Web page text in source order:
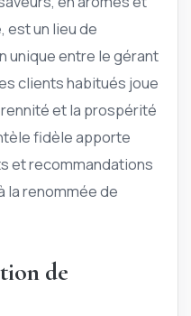
est un lieu de
unique entre le gérant
clients habitués joue
et la prospérité
fidèle apporte
et recommandations
la renommée de
de